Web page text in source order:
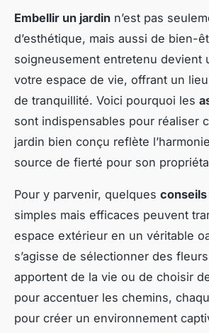
Embellir un jardin n’est pas
d’esthétique, mais aussi de bien-
soigneusement entretenu devient
votre espace de vie, offrant un
de tranquillité. Voici pourquoi les
sont indispensables pour réaliser
jardin bien conçu reflète
source de fierté pour son
Pour y parvenir, quelques conseils
simples mais efficaces peuvent
espace extérieur en un véritable
s’agisse de sélectionner des
apportent de la vie ou de choisir
pour accentuer les chemins,
pour créer un environnement